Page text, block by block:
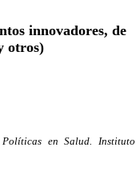
innovadores, de
otros)
en Salud. Instituto